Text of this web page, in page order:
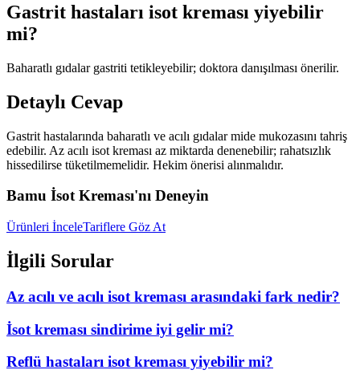
Gastrit hastaları isot kreması yiyebilir
mi?
Baharatlı gıdalar gastriti tetikleyebilir; doktora danışılması önerilir.
Detaylı Cevap
Gastrit hastalarında baharatlı ve acılı gıdalar mide mukozasını tahriş
edebilir. Az acılı isot kreması az miktarda denenebilir; rahatsızlık
hissedilirse tüketilmemelidir. Hekim önerisi alınmalıdır.
Bamu İsot Kreması'nı Deneyin
Ürünleri İnceleTariflere Göz At
İlgili Sorular
Az acılı ve acılı isot kreması arasındaki fark nedir?
İsot kreması sindirime iyi gelir mi?
Reflü hastaları isot kreması yiyebilir mi?